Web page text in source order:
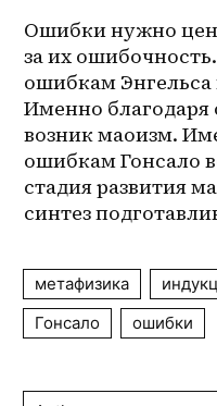
Ошибки нужно
за их
ошибкам
Именно
возник маоизм.
ошибкам Гонсало
стадия развития
синтез
метафизика
Гонсало
ошибки